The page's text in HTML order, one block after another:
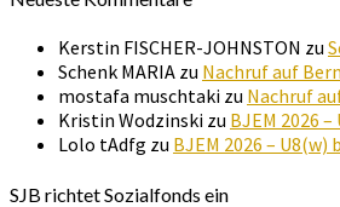
Kerstin FISCHER-JOHNSTON zu
Schenk MARIA zu Nachruf auf
mostafa muschtaki zu Nachruf
Kristin Wodzinski zu BJEM 2026
Lolo tAdfg zu BJEM 2026 – U8(w)
SJB richtet Sozialfonds ein